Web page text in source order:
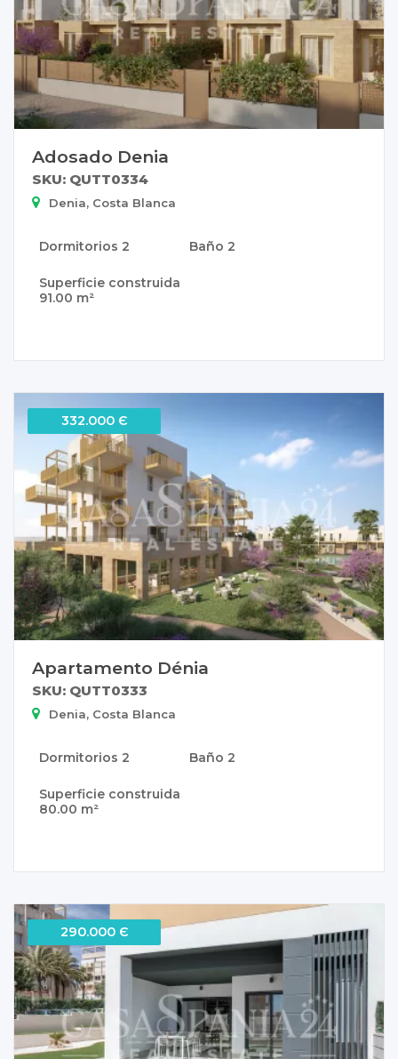
Adosado Denia
SKU: QUTT0334
Denia, Costa Blanca
Dormitorios 2 Baño 2
Superficie construida
91.00 m²
332.000 Є
Apartamento Dénia
SKU: QUTT0333
Denia, Costa Blanca
Dormitorios 2 Baño 2
Superficie construida
80.00 m²
290.000 Є